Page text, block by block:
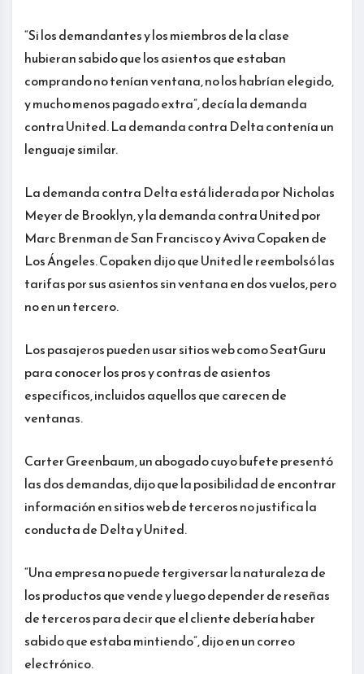
“Si los demandantes y los miembros de la clase
hubieran sabido que los asientos que estaban
comprando no tenían ventana, no los habrían elegido,
y mucho menos pagado extra”, decía la demanda
contra United. La demanda contra Delta contenía un
lenguaje similar.
La demanda contra Delta está liderada por Nicholas
Meyer de Brooklyn, y la demanda contra United por
Marc Brenman de San Francisco y Aviva Copaken de
Los Ángeles. Copaken dijo que United le reembolsó las
tarifas por sus asientos sin ventana en dos vuelos, pero
no en un tercero.
Los pasajeros pueden usar sitios web como SeatGuru
para conocer los pros y contras de asientos
específicos, incluidos aquellos que carecen de
ventanas.
Carter Greenbaum, un abogado cuyo bufete presentó
las dos demandas, dijo que la posibilidad de encontrar
información en sitios web de terceros no justifica la
conducta de Delta y United.
“Una empresa no puede tergiversar la naturaleza de
los productos que vende y luego depender de reseñas
de terceros para decir que el cliente debería haber
sabido que estaba mintiendo”, dijo en un correo
electrónico.